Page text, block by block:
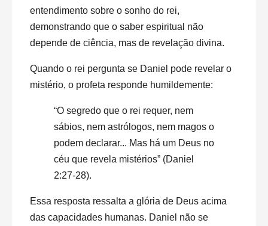
entendimento sobre o sonho do rei,
demonstrando que o saber espiritual não
depende de ciência, mas de revelação divina.
Quando o rei pergunta se Daniel pode revelar o
mistério, o profeta responde humildemente:
“O segredo que o rei requer, nem
sábios, nem astrólogos, nem magos o
podem declarar... Mas há um Deus no
céu que revela mistérios” (Daniel
2:27-28).
Essa resposta ressalta a glória de Deus acima
das capacidades humanas. Daniel não se